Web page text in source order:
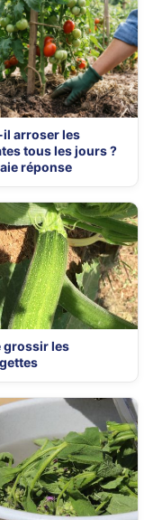
il arroser les
tous les jours ?
réponse
grossir les